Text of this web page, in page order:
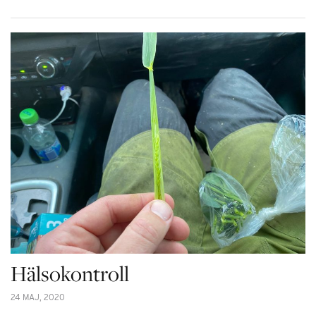
Hälsokontroll
24 MAJ, 2020